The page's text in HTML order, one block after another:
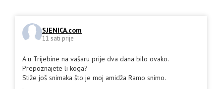
SJENICA.com
11 sati prije
A u Trijebine na vašaru prije dva dana bilo ovako.
Prepoznajete li koga?
Stiže još snimaka što je moj amidža Ramo snimo.
.